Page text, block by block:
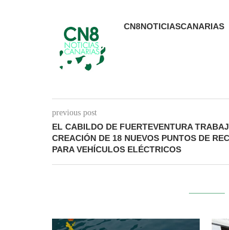
CN8NOTICIASCANARIAS
previous post
EL CABILDO DE FUERTEVENTURA
CREACIÓN DE 18 NUEVOS PUNTOS DE
PARA VEHÍCULOS ELÉCTRICOS